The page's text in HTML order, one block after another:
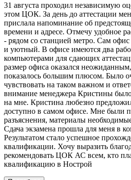
31 августа проходил независимую
этом ЦОК. За день до аттестации
прислала напоминание об
времени и адресе. Отмечу удобное
- рядом со станцией метро. Сам
и уютный. В офисе имеются два
компьютерами для сдающих
размер офиса оказался
показалось большим плюсом. Было
чувствовать на таком важном и
внимание менеджера Кристины было
на мне. Кристина любезно
доступно в самом офисе. Мне были
разъяснения, материалы
Сдача экзамена прошла для меня в
Результатом стало успешное
квалификации. Хочу выразить
рекомендовать ЦОК АС всем, кто
квалификацию в Нострой